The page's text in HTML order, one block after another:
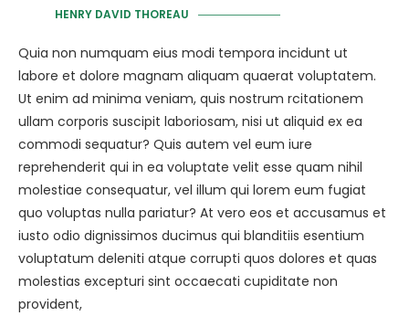
HENRY DAVID THOREAU
Quia non numquam eius modi tempora incidunt ut
labore et dolore magnam aliquam quaerat voluptatem.
Ut enim ad minima veniam, quis nostrum rcitationem
ullam corporis suscipit laboriosam, nisi ut aliquid ex ea
commodi sequatur? Quis autem vel eum iure
reprehenderit qui in ea voluptate velit esse quam nihil
molestiae consequatur, vel illum qui lorem eum fugiat
quo voluptas nulla pariatur? At vero eos et accusamus et
iusto odio dignissimos ducimus qui blanditiis esentium
voluptatum deleniti atque corrupti quos dolores et quas
molestias excepturi sint occaecati cupiditate non
provident,